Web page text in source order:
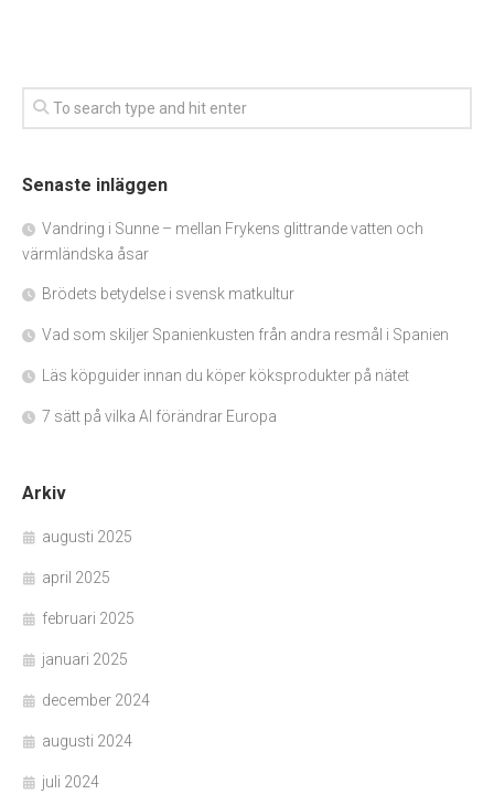
Senaste inläggen
Vandring i Sunne – mellan Frykens glittrande vatten och
värmländska åsar
Brödets betydelse i svensk matkultur
Vad som skiljer Spanienkusten från andra resmål i Spanien
Läs köpguider innan du köper köksprodukter på nätet
7 sätt på vilka AI förändrar Europa
Arkiv
augusti 2025
april 2025
februari 2025
januari 2025
december 2024
augusti 2024
juli 2024